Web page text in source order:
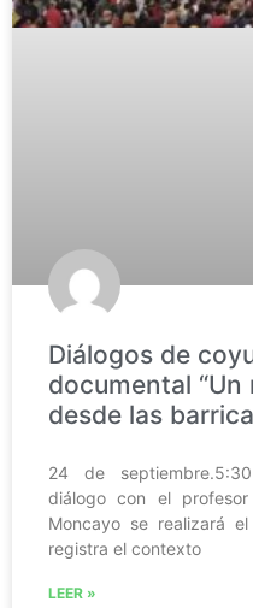
Diálogos de
documental
desde las
24 de
diálogo con el
Moncayo se realizará
registra el contexto
LEER »